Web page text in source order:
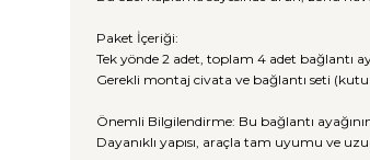
Paket İçeriği:
Tek yönde 2 adet, toplam 4 adet bağlantı
Gerekli montaj civata ve bağlantı seti (kutu
Önemli Bilgilendirme: Bu bağlantı
Dayanıklı yapısı, araçla tam uyumu ve